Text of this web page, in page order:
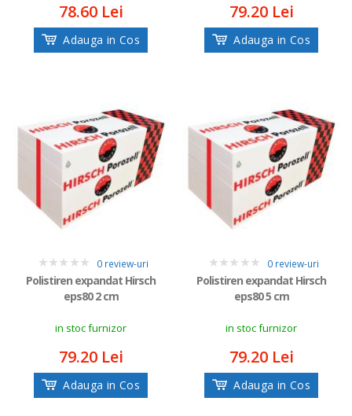
78.60 Lei
Adauga in Cos
79.20 Lei
Adauga in Cos
0 review-uri
Polistiren expandat Hirsch
eps80 2 cm
in stoc furnizor
79.20 Lei
Adauga in Cos
0 review-uri
Polistiren expandat Hirsch
eps80 5 cm
in stoc furnizor
79.20 Lei
Adauga in Cos